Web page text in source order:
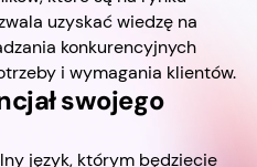
uzyskać wiedzę na
konkurencyjnych
i wymagania klientów.
swojego
język, którym będziecie